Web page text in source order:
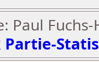
Paul
Partie-